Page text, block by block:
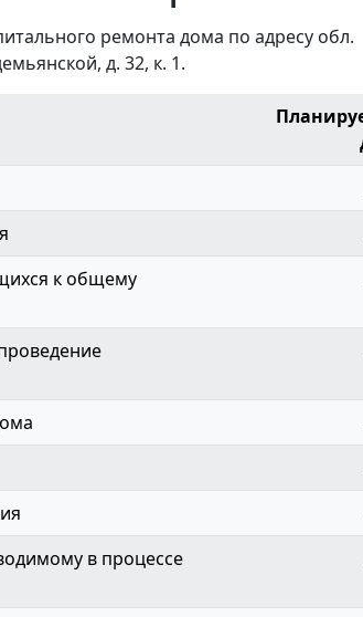
ремонта дома по адресу обл.
д. 32, к. 1.
к общему
в процессе